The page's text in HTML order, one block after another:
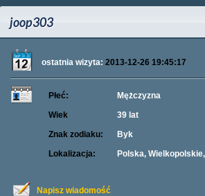
joop303
ostatnia wizyta: 2013-12-26 19:45:17
Napisz wiadomość
Płeć:
Mężczyzna
Wiek
39 lat
Znak zodiaku:
Byk
Lokalizacja:
Polska,